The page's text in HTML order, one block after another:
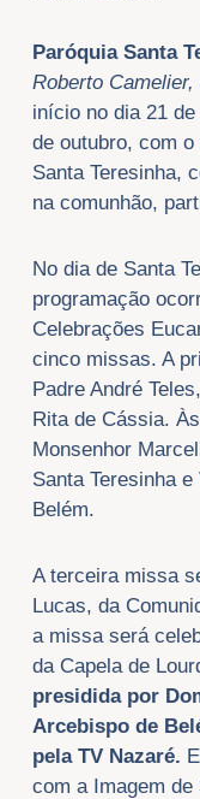
Paróquia Santa
Roberto
início no dia 21
de outubro, com o
Santa Teresinha,
na comunhão,
No dia de Santa
programação
Celebrações
cinco missas. A
Padre André
Rita de Cássia.
Monsenhor
Santa Teresinha
Belém.
A terceira missa
Lucas, da
a missa será
da Capela de
presidida por
Arcebispo de
pela TV Nazaré.
com a Imagem de